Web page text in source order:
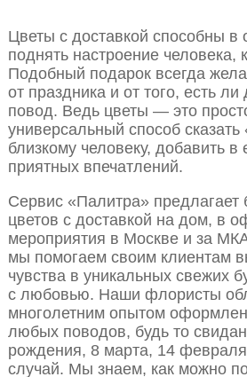
Цветы с доставкой способны в
поднять настроение человека,
Подобный подарок всегда
от праздника и от того, есть
повод. Ведь цветы — это
универсальный способ
близкому человеку, добавить в
приятных впечатлений.
Сервис «Палитра»
цветов с доставкой на дом, в
мероприятия в Москве и за
мы помогаем своим клиентам
чувства в уникальных свежих
с любовью. Наши флористы
многолетним опытом
любых поводов, будь то
рождения, 8 марта, 14
случай. Мы знаем, как можно